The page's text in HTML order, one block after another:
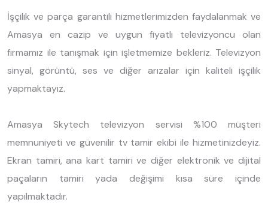
İşçilik ve parça garantili hizmetlerimizden faydalanmak ve
Amasya en cazip ve uygun fiyatlı televizyoncu olan
firmamız ile tanışmak için işletmemize bekleriz. Televizyon
sinyal, görüntü, ses ve diğer arızalar için kaliteli işçilik
yapmaktayız.
Amasya Skytech televizyon servisi %100 müşteri
memnuniyeti ve güvenilir tv tamir ekibi ile hizmetinizdeyiz.
Ekran tamiri, ana kart tamiri ve diğer elektronik ve dijital
paçaların tamiri yada değişimi kısa süre içinde
yapılmaktadır.